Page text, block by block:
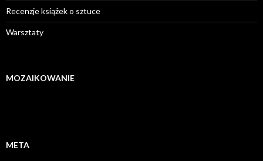
Recenzje książek o sztuce
Warsztaty
MOZAIKOWANIE
META